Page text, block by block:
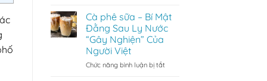
Loại
Caffe
Nghệ
Phê
Espresso
–
Của
Cà phê sữa – Bí Mật
Đằng Sau Ly Nước
“Gây Nghiện” Của
Người Việt
Chức năng bình luận bị tắtở